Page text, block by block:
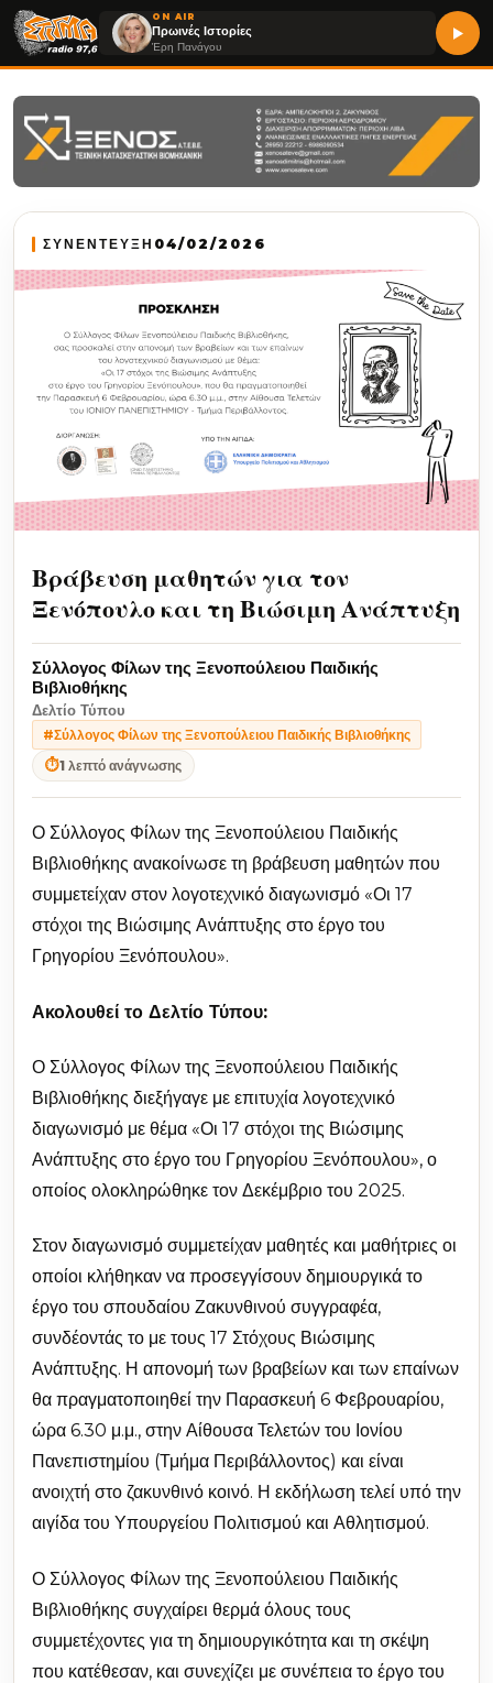
ON AIR
Πρωινές Ιστορίες
Έρη Πανάγου
ΣΥΝΕΝΤΕΥΞΗ 04/02/2026
Βράβευση μαθητών για τον
Ξενόπουλο και τη Βιώσιμη Ανάπτυξη
Σύλλογος Φίλων της Ξενοπούλειου Παιδικής
Βιβλιοθήκης
Δελτίο Τύπου
#Σύλλογος Φίλων της Ξενοπούλειου Παιδικής Βιβλιοθήκης
⏱1 λεπτό ανάγνωσης
Ο Σύλλογος Φίλων της Ξενοπούλειου Παιδικής
Βιβλιοθήκης ανακοίνωσε τη βράβευση μαθητών που
συμμετείχαν στον λογοτεχνικό διαγωνισμό «Οι 17
στόχοι της Βιώσιμης Ανάπτυξης στο έργο του
Γρηγορίου Ξενόπουλου».
Ακολουθεί το Δελτίο Τύπου:
Ο Σύλλογος Φίλων της Ξενοπούλειου Παιδικής
Βιβλιοθήκης διεξήγαγε με επιτυχία λογοτεχνικό
διαγωνισμό με θέμα «Οι 17 στόχοι της Βιώσιμης
Ανάπτυξης στο έργο του Γρηγορίου Ξενόπουλου», ο
οποίος ολοκληρώθηκε τον Δεκέμβριο του 2025.
Στον διαγωνισμό συμμετείχαν μαθητές και μαθήτριες οι
οποίοι κλήθηκαν να προσεγγίσουν δημιουργικά το
έργο του σπουδαίου Ζακυνθινού συγγραφέα,
συνδέοντάς το με τους 17 Στόχους Βιώσιμης
Ανάπτυξης. Η απονομή των βραβείων και των επαίνων
θα πραγματοποιηθεί την Παρασκευή 6 Φεβρουαρίου,
ώρα 6.30 μ.μ., στην Αίθουσα Τελετών του Ιονίου
Πανεπιστημίου (Τμήμα Περιβάλλοντος) και είναι
ανοιχτή στο ζακυνθινό κοινό. Η εκδήλωση τελεί υπό την
αιγίδα του Υπουργείου Πολιτισμού και Αθλητισμού.
Ο Σύλλογος Φίλων της Ξενοπούλειου Παιδικής
Βιβλιοθήκης συγχαίρει θερμά όλους τους
συμμετέχοντες για τη δημιουργικότητα και τη σκέψη
που κατέθεσαν, και συνεχίζει με συνέπεια το έργο του